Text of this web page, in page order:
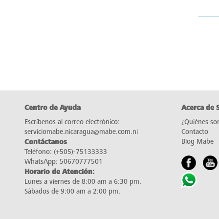
Centro de Ayuda
Escríbenos al correo electrónico:
serviciomabe.nicaragua@mabe.com.ni
Contáctanos
Teléfono: (+505)-75133333
WhatsApp: 50670777501
Horario de Atención:
Lunes a viernes de 8:00 am a 6:30 pm.
Sábados de 9:00 am a 2:00 pm.
Acerca de
¿Quiénes
Contacto
Blog Mabe